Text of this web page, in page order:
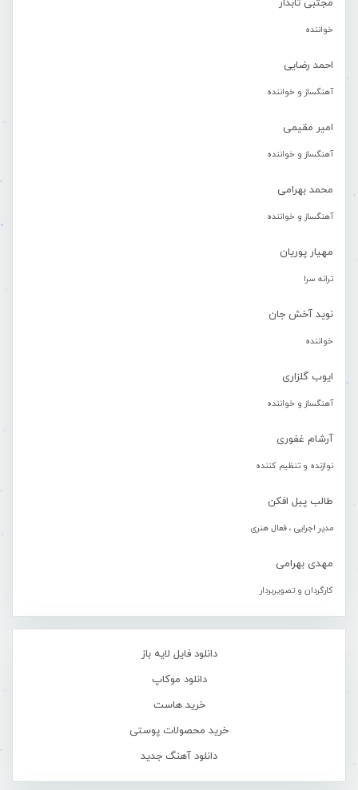
مجتبی تابدار
خواننده
احمد رضایی
آهنگساز و خواننده
امیر مقیمی
آهنگساز و خواننده
محمد بهرامی
آهنگساز و خواننده
مهیار پوریان
ترانه سرا
نوید آخش جان
خواننده
ایوب گلزاری
آهنگساز و خواننده
آرشام غفوری
نوازنده و تنظیم کننده
طالب پیل افکن
مدیر اجرایی ، فعال هنری
مهدی بهرامی
کارگردان و تصویربردار
دانلود فایل لایه باز
دانلود موکاپ
خرید هاست
خرید محصولات پوستی
دانلود آهنگ جدید